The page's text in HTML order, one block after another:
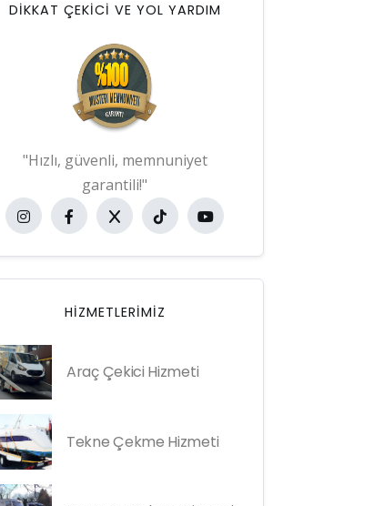
DİKKAT ÇEKİCİ VE YOL YARDIM
"Hızlı, güvenli, memnuniyet
garantili!"
HIZMETLERIMIZ
Araç Çekici Hizmeti
Tekne Çekme Hizmeti